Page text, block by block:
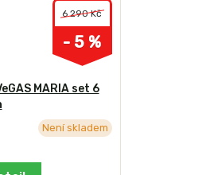
6 290 Kč
- 5 %
MARIA set 6
Není skladem